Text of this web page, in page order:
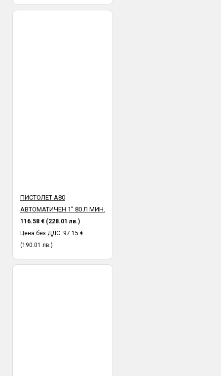
ПИСТОЛЕТ A80
АВТОМАТИЧЕН 1” 80 Л МИН.
116.58 € (228.01 лв.)
Цена без ДДС: 97.15 €
(190.01 лв.)